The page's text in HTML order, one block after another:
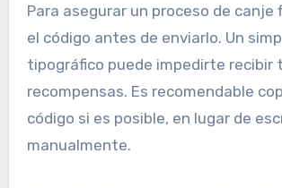
Para asegurar un proceso de canje
el código antes de enviarlo. Un
tipográfico puede impedirte recibir
recompensas. Es recomendable
código si es posible, en lugar de
manualmente.